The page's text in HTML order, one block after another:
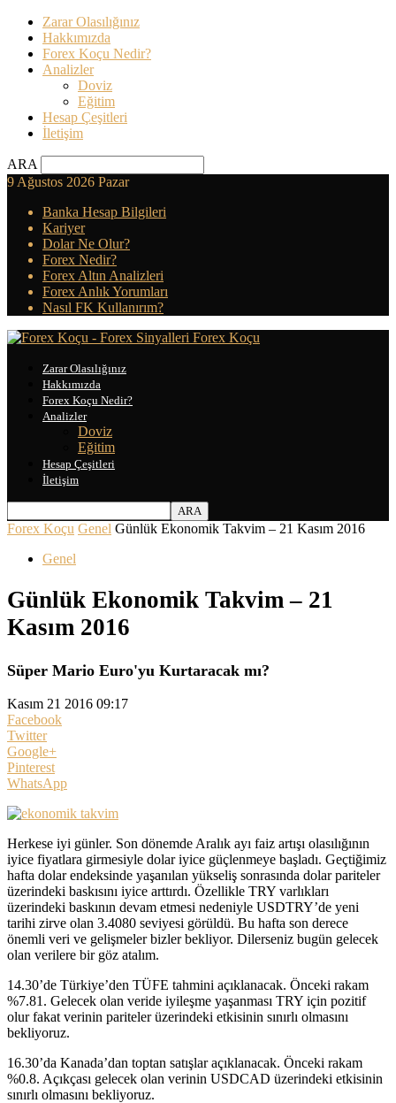
Zarar Olasılığınız
Hakkımızda
Forex Koçu Nedir?
Analizler
Doviz
Eğitim
Hesap Çeşitleri
İletişim
ARA
9 Ağustos 2026 Pazar
Banka Hesap Bilgileri
Kariyer
Dolar Ne Olur?
Forex Nedir?
Forex Altın Analizleri
Forex Anlık Yorumları
Nasıl FK Kullanırım?
Forex Koçu
Zarar Olasılığınız
Hakkımızda
Forex Koçu Nedir?
Analizler
Doviz
Eğitim
Hesap Çeşitleri
İletişim
Forex Koçu Genel Günlük Ekonomik Takvim – 21 Kasım 2016
Genel
Günlük Ekonomik Takvim – 21
Kasım 2016
Süper Mario Euro'yu Kurtaracak mı?
Kasım 21 2016 09:17
Facebook
Twitter
Google+
Pinterest
WhatsApp
Herkese iyi günler. Son dönemde Aralık ayı faiz artışı olasılığının
iyice fiyatlara girmesiyle dolar iyice güçlenmeye başladı. Geçtiğimiz
hafta dolar endeksinde yaşanılan yükseliş sonrasında dolar pariteler
üzerindeki baskısını iyice arttırdı. Özellikle TRY varlıkları
üzerindeki baskının devam etmesi nedeniyle USDTRY’de yeni
tarihi zirve olan 3.4080 seviyesi görüldü. Bu hafta son derece
önemli veri ve gelişmeler bizler bekliyor. Dilerseniz bugün gelecek
olan verilere bir göz atalım.
14.30’de Türkiye’den TÜFE tahmini açıklanacak. Önceki rakam
%7.81. Gelecek olan veride iyileşme yaşanması TRY için pozitif
olur fakat verinin pariteler üzerindeki etkisinin sınırlı olmasını
bekliyoruz.
16.30’da Kanada’dan toptan satışlar açıklanacak. Önceki rakam
%0.8. Açıkçası gelecek olan verinin USDCAD üzerindeki etkisinin
sınırlı olmasını bekliyoruz.